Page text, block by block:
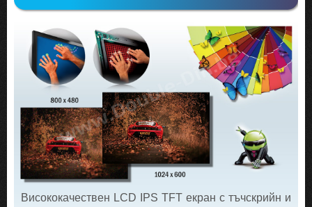
Висококачествен LCD IPS TFT екран с тъчскрийн и